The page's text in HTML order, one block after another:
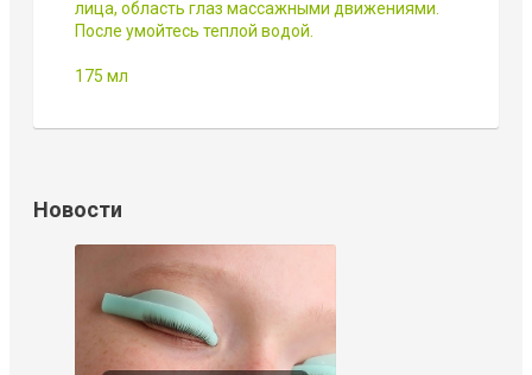
лица, область глаз массажными движениями.
После умойтесь теплой водой.
175 мл
Новости